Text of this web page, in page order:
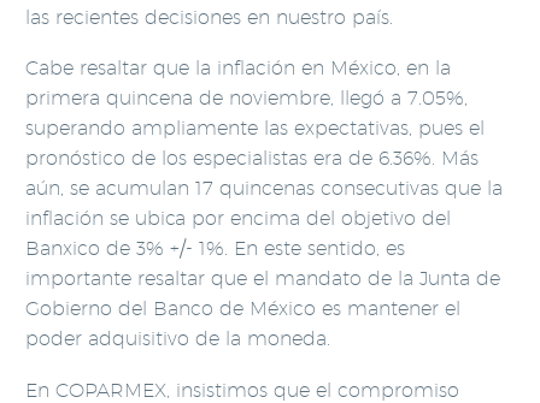
las recientes decisiones en nuestro país.
Cabe resaltar que la inflación en México, en la
primera quincena de noviembre, llegó a 7.05%,
superando ampliamente las expectativas, pues el
pronóstico de los especialistas era de 6.36%. Más
aún, se acumulan 17 quincenas consecutivas que la
inflación se ubica por encima del objetivo del
Banxico de 3% +/- 1%. En este sentido, es
importante resaltar que el mandato de la Junta de
Gobierno del Banco de México es mantener el
poder adquisitivo de la moneda.
En COPARMEX, insistimos que el compromiso